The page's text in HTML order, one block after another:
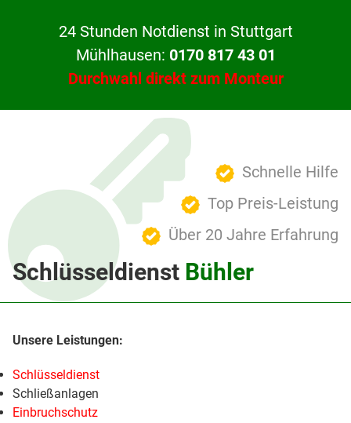
24 Stunden Notdienst in Stuttgart
Mühlhausen: 0170 817 43 01
Durchwahl direkt zum Monteur
Schnelle Hilfe
Top Preis-Leistung
Über 20 Jahre Erfahrung
Schlüsseldienst Bühler
Schlüsseldienst
Schließanlagen
Einbruchschutz